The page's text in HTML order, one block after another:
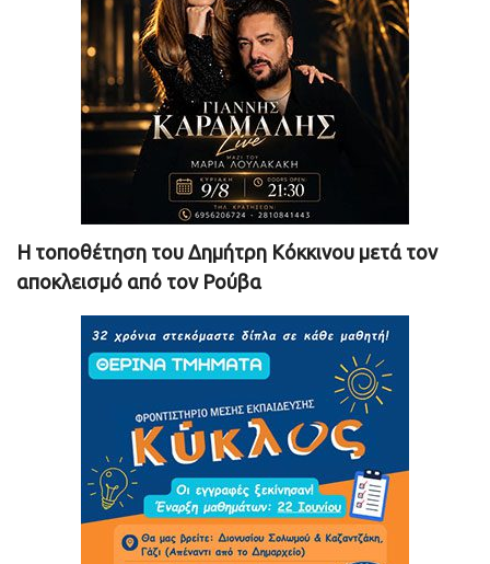
Η τοποθέτηση του Δημήτρη Κόκκινου μετά τον
αποκλεισμό από τον Ρούβα